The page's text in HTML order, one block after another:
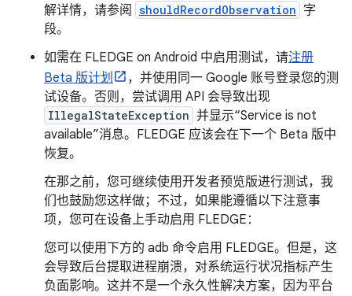
解详情，请参阅
shouldRecordObservation 字
段。
如需在 FLEDGE on Android 中启用测试，请注册
Beta 版计划
，并使用同一 Google 账号登录您的测
试设备。否则，尝试调用 API 会导致出现
IllegalStateException 并显示“Service is not
available”消息。FLEDGE 应该会在下一个 Beta 版中
恢复。
在那之前，您可继续使用开发者预览版进行测试，我
们也鼓励您这样做；不过，如果能遵循以下注意事
项，您可在设备上手动启用 FLEDGE：
您可以使用下方的 adb 命令启用 FLEDGE。但是，这
会导致后台提取进程崩溃，对系统运行状况指标产生
负面影响。这并不是一个永久性解决方案，因为平台